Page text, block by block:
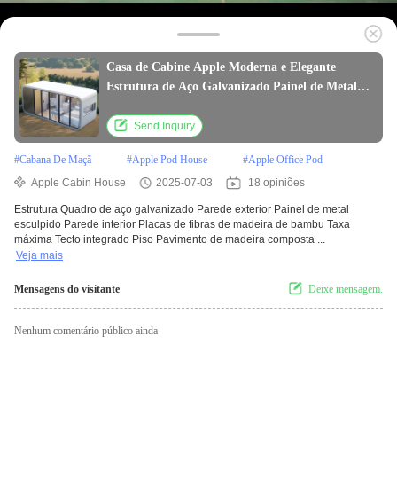
Casa de Cabine Apple Moderna e Elegante
Estrutura de Aço Galvanizado Painel de Metal
Send Inquiry
#Cabana De Maçã #Apple Pod House #Apple Office Pod
Apple Cabin House
2025-07-03 18 opiniões
Estrutura Quadro de aço galvanizado Parede exterior Painel de metal
esculpido Parede interior Placas de fibras de madeira de bambu Taxa
máxima Tecto integrado Piso Pavimento de madeira composta ...
Veja mais
Mensagens do visitante Deixe mensagem.
Nenhum comentário público ainda